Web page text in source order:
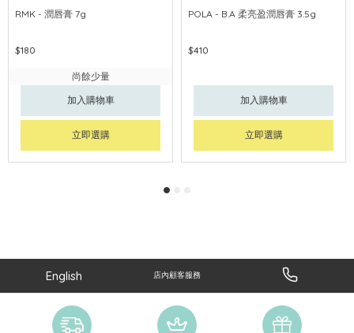
RMK - 潤唇膏 7g
$180
尚餘少量
加入購物車
立即選購
POLA - B.A 柔亮盈潤唇膏 3.5g
$410
加入購物車
立即選購
English 店內顧客服務